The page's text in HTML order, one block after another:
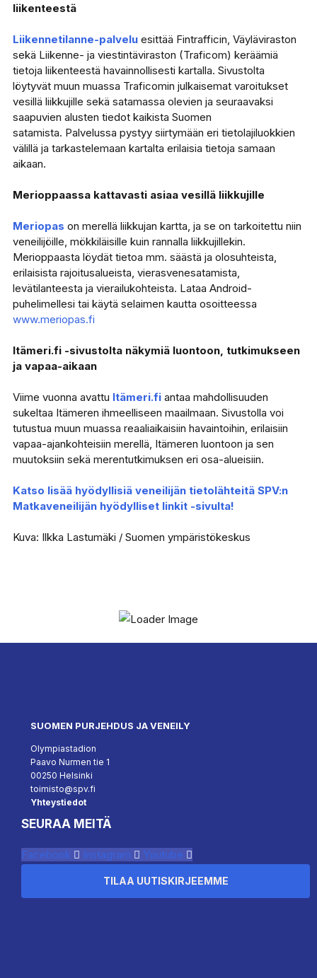
liikenteestä
Liikennetilanne-palveluesittää Fintrafficin, Väyläviraston
sekä Liikenne- ja viestintäviraston (Traficom) keräämiä
tietoja liikenteestä havainnollisesti kartalla. Sivustolta
löytyvät muun muassa Traficomin julkaisemat varoitukset
vesillä liikkujille sekä satamassa olevien ja seuraavaksi
saapuvien alusten tiedot kaikista Suomen
satamista. Palvelussa pystyy siirtymään eri tietolajiluokkien
välillä ja tarkastelemaan kartalta erilaisia tietoja samaan
aikaan.
Merioppaassa kattavasti asiaa vesillä liikkujille
Meriopas on merellä liikkujan kartta, ja se on tarkoitettu niin
veneilijöille, mökkiläisille kuin rannalla liikkujillekin.
Merioppaasta löydät tietoa mm. säästä ja olosuhteista,
erilaisista rajoitusalueista, vierasvenesatamista,
levätilanteesta ja vierailukohteista. Lataa Android-
puhelimellesi tai käytä selaimen kautta osoitteessa
www.meriopas.fi
Itämeri.fi -sivustolta näkymiä luontoon, tutkimukseen
ja vapaa-aikaan
Viime vuonna avattu Itämeri.fiantaa mahdollisuuden
sukeltaa Itämeren ihmeelliseen maailmaan. Sivustolla voi
tutustua muun muassa reaaliaikaisiin havaintoihin, erilaisiin
vapaa-ajankohteisiin merellä, Itämeren luontoon ja sen
muutoksiin sekä merentutkimuksen eri osa-alueisiin.
Katso lisää hyödyllisiä veneilijän tietolähteitä SPV:n
Matkaveneilijän hyödylliset linkit -sivulta!
Kuva: Ilkka Lastumäki / Suomen ympäristökeskus
SUOMEN PURJEHDUS JA VENEILY
Olympiastadion
Paavo Nurmen tie 1
00250 Helsinki
toimisto@spv.fi
Yhteystiedot
SEURAA MEITÄ
Facebook Instagram Youtube
TILAA UUTISKIRJEEMME